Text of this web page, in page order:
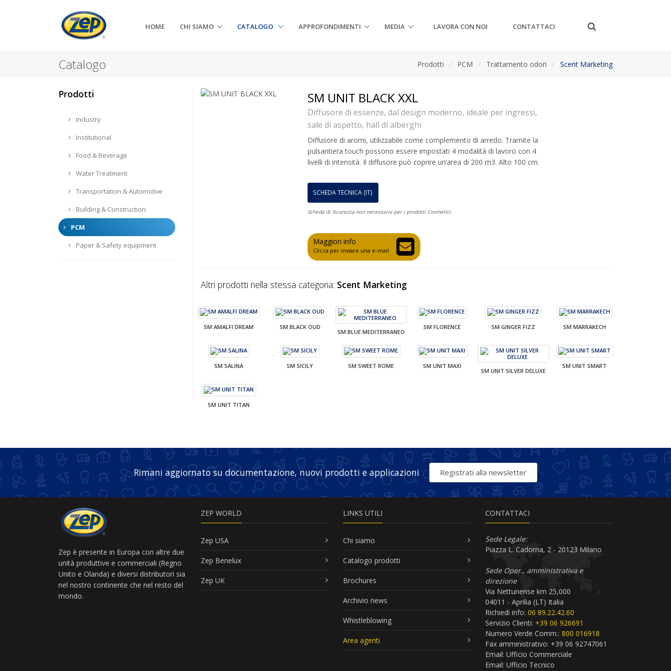
HOME CHI SIAMO CATALOGO APPROFONDIMENTI MEDIA LAVORA CON NOI CONTATTACI
Catalogo Prodotti / PCM / Trattamento odori / Scent Marketing
SM UNIT BLACK XXL
Diffusore di essenze, dal design moderno, ideale per ingressi,
sale di aspetto, hall di alberghi
Diffusore di aromi, utilizzabile come complemento di arredo. Tramite la
pulsantiera touch possono essere impostati 4 modalità di lavoro con 4
livelli di intensità. Il diffusore può coprire un’area di 200 m3. Alto 100 cm.
SCHEDA TECNICA (IT)
Scheda di Sicurezza non necessaria per i prodotti Cosmetici.
Maggiori info
Clicca per inviare una e-mail
Altri prodotti nella stessa categoria: Scent Marketing
SM AMALFI DREAM SM BLACK OUD
SM BLUE MEDITERRANEO
SM FLORENCE SM GINGER FIZZ SM MARRAKECH
SM SALINA SM SICILY SM SWEET ROME SM UNIT MAXI
SM UNIT SILVER DELUXE
SM UNIT SMART
SM UNIT TITAN
Prodotti
Industry
Institutional
Food & Beverage
Water Treatment
Transportation & Automotive
Building & Construction
PCM
Paper & Safety equipment
Rimani aggiornato su documentazione, nuovi prodotti e applicazioni Registrati alla newsletter
Zep è presente in Europa con altre due
unità produttive e commerciali (Regno
Unito e Olanda) e diversi distributori sia
nel nostro continente che nel resto del
mondo.
ZEP WORLD
Zep USA
Zep Benelux
Zep UK
LINKS UTILI
Chi siamo
Catalogo prodotti
Brochures
Archivio news
Whistleblowing
Area agenti
CONTATTACI
Sede Legale:
Piazza L. Cadorna, 2 - 20123 Milano
Sede Oper., amministrativa e
direzione
Via Nettunense km 25,000
04011 - Aprilia (LT) Italia
Richiedi info: 06 89.22.42.60
Servizio Clienti: +39 06 926691
Numero Verde Comm.: 800 016918
Fax amministrativo: +39 06 92747061
Email: Ufficio Commerciale
Email: Ufficio Tecnico